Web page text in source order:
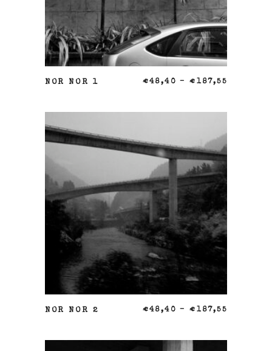
SELECCIONAR OPCIONES
NOR NOR 1 €48,40 –€ 187,55
SELECCIONAR OPCIONES
NOR NOR 2 €48,40 –€ 187,55